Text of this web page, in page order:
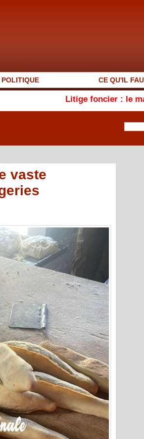
POLITIQUE CE QU'IL
Litige foncier : le maire de
vaste